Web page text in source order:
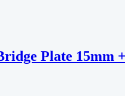
Plate 15mm